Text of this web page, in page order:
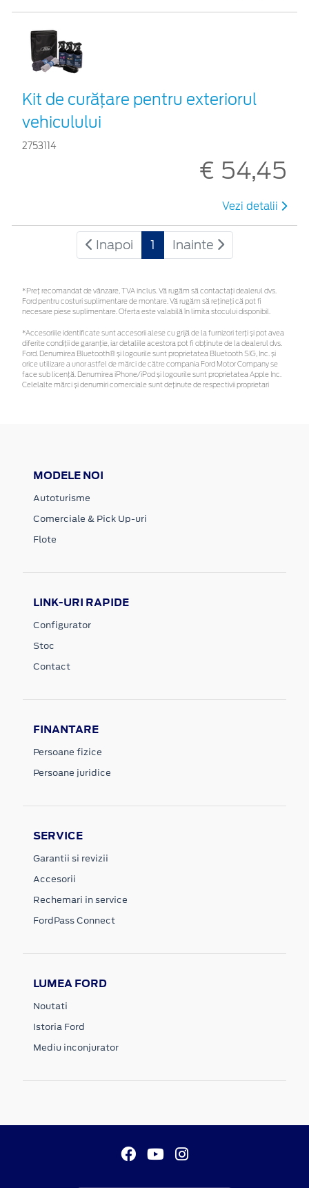
Kit de curățare pentru exteriorul
vehiculului
2753114
€ 54,45
Vezi detalii
Inapoi 1 Inainte
*Preţ recomandat de vânzare, TVA inclus. Vă rugăm să contactaţi dealerul dvs.
Ford pentru costuri suplimentare de montare. Vă rugăm să rețineți că pot fi
necesare piese suplimentare. Oferta este valabilă în limita stocului disponibil.
*Accesoriile identificate sunt accesorii alese cu grijă de la furnizori terți și pot avea
diferite condiții de garanție, iar detaliile acestora pot fi obținute de la dealerul dvs.
Ford. Denumirea Bluetooth® și logourile sunt proprietatea Bluetooth SIG, Inc. și
orice utilizare a unor astfel de mărci de către compania Ford Motor Company se
face sub licență. Denumirea iPhone/iPod și logourile sunt proprietatea Apple Inc.
Celelalte mărci și denumiri comerciale sunt deținute de respectivii proprietari
MODELE NOI
Autoturisme
Comerciale & Pick Up-uri
Flote
LINK-URI RAPIDE
Configurator
Stoc
Contact
FINANTARE
Persoane fizice
Persoane juridice
SERVICE
Garantii si revizii
Accesorii
Rechemari in service
FordPass Connect
LUMEA FORD
Noutati
Istoria Ford
Mediu inconjurator